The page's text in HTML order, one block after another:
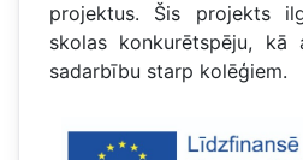
projektus. Šis projekts
skolas konkurētspēju, kā
sadarbību starp kolēģiem.